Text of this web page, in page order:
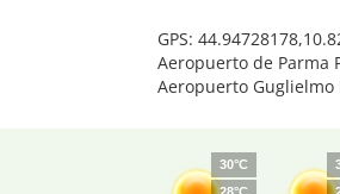
GPS:
Aeropuerto de Parma
Aeropuerto Guglielmo
30°C